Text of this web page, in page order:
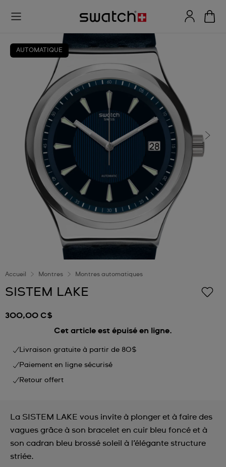
AUTOMATIQUE
Accueil Montres Montres automatiques
SISTEM LAKE
300,00 C$
Cet article est épuisé en ligne.
Livraison gratuite à partir de 80$
Paiement en ligne sécurisé
Retour offert
La SISTEM LAKE vous invite à plonger et à faire des
vagues grâce à son bracelet en cuir bleu foncé et à
son cadran bleu brossé soleil à l’élégante structure
striée.